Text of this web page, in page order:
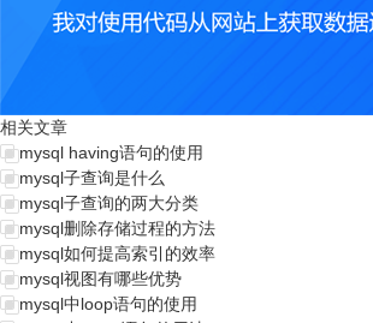
相关文章
mysql having语句的使用
mysql子查询是什么
mysql子查询的两大分类
mysql删除存储过程的方法
mysql如何提高索引的效率
mysql视图有哪些优势
mysql中loop语句的使用